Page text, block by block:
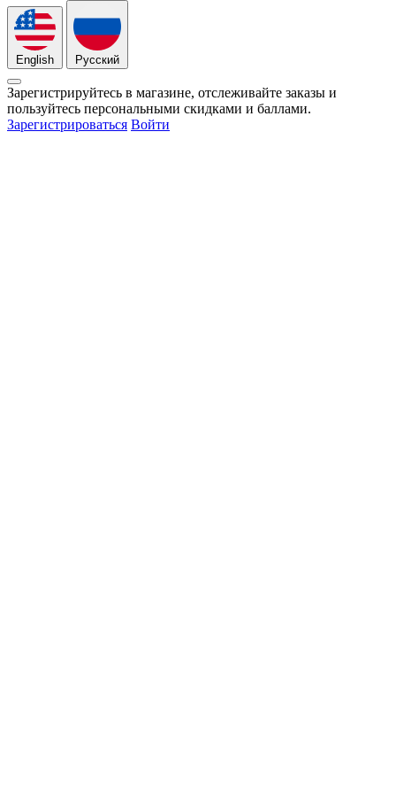
English Русский
Зарегистрируйтесь в магазине, отслеживайте заказы и
пользуйтесь персональными скидками и баллами.
Зарегистрироваться Войти